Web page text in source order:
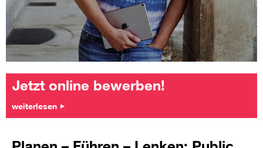
Jetzt online bewerben!
weiterlesen